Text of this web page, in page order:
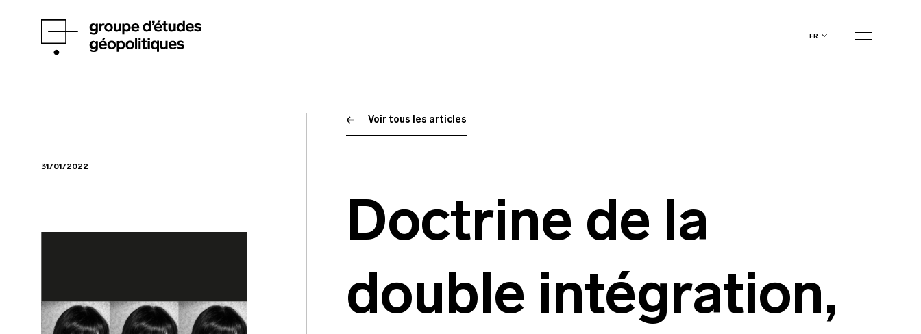
fr
31/01/2022
Voir tous les articles
Doctrine de la
double intégration,